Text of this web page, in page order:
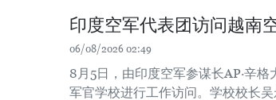
印度空军代表团访问越南
06/08/2026 02:49
8月5日，由印度空军参谋长AP·辛
军官学校进行工作访问。学校校长